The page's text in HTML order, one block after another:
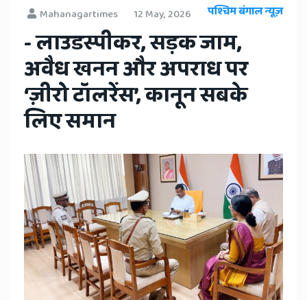
Mahanagartimes 12 May, 2026 पश्चिम बंगाल न्यूज़
- लाउडस्पीकर, सड़क जाम,
अवैध खनन और अपराध पर
‘ज़ीरो टॉलरेंस’, कानून सबके
लिए समान